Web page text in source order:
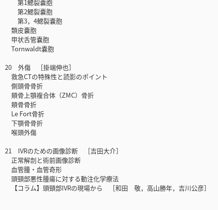
第1鰓裂嚢胞
第2鰓裂嚢胞
第3，4鰓裂嚢胞
類皮嚢胞
甲状舌管嚢胞
Tornwaldt嚢胞
20 外傷 ［掛端伸也］
救急CTの特殊性と読影のポイント
側頭骨骨折
頬骨上顎複合体（ZMC）骨折
頬骨骨折
Le Fort骨折
下顎骨骨折
喉頭外傷
21 IVRのための画像診断 ［吉田大介］
正常解剖と術前画像診断
血管腫・血管奇形
頭頸部悪性腫瘍に対する動注化学療法
【コラム】頭頸部IVRの現場から ［和田 敬，高山勝年，吉川公彦］